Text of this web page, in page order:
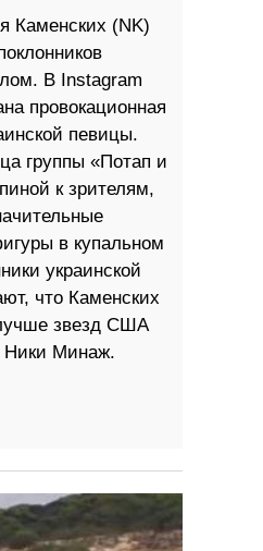
Каменских (NK)
В Instagram
провокационная
певицы.
группы «Потап и
к зрителям,
в купальном
украинской
что Каменских
звезд США
Минаж.